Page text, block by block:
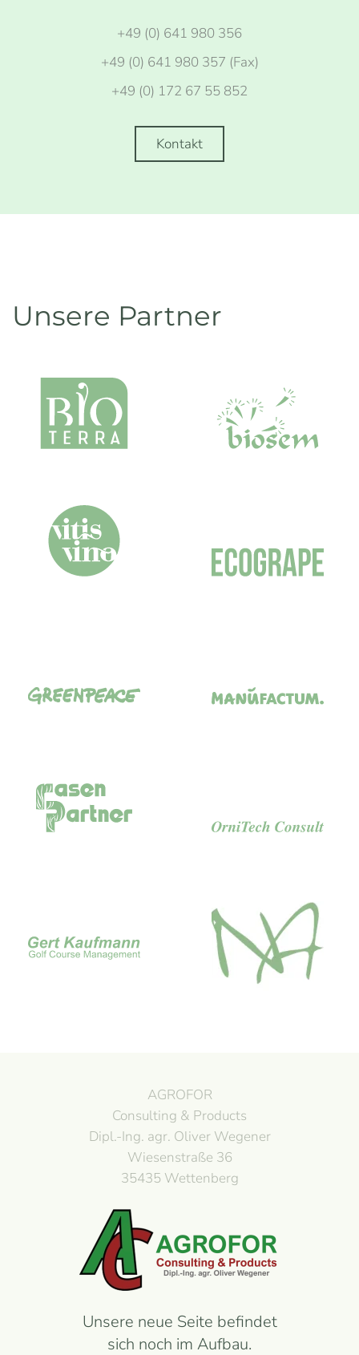
+49 (0) 641 980 356
+49 (0) 641 980 357 (Fax)
+49 (0) 172 67 55 852
Kontakt
Unsere Partner
AGROFOR
Consulting & Products
Dipl.-Ing. agr. Oliver Wegener
Wiesenstraße 36
35435 Wettenberg
Unsere neue Seite befindet
sich noch im Aufbau.